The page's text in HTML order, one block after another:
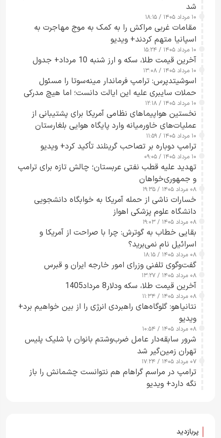
شد
۱۰ مرداد ۱۴۰۵ / ۱۸:۱۵
مقامات غربی مراکش را به کمک به موج مهاجرت به
اسپانیا متهم کردند+ ویدیو
۱۰ مرداد ۱۴۰۵ / ۱۵:۲۴
آخرین قیمت طلا، سکه و ارز شنبه 10 مرداد+ جدول
۱۰ مرداد ۱۴۰۵ / ۱۳:۰۸
اسوشیتدپرس: ترامپ فرماندار مینه‌سوتا را مسئول
حملات سایبری علیه این ایالت دانست؛ اما هیچ مدرکی
ارائه نکرد
۱۰ مرداد ۱۴۰۵ / ۱۲:۱۸
نخستین هواپیماهای نظامی آمریکا برای پشتیبانی از
عملیات‌های خاورمیانه وارد پایگاه هوایی بلغارستان
شدند
۱۰ مرداد ۱۴۰۵ / ۱۱:۵۹
ترامپ دوباره بر تصاحب گرینلند تأکید کرد+ ویدیو
۱۰ مرداد ۱۴۰۵ / ۰۹:۰۵
تهدید علیه قطب نفتی عربستان؛ چالش تازه برای ترامپ
و جمهوری‌خواهان
۰۸ مرداد ۱۴۰۵ / ۱۹:۳۵
خسارات ناشی از حمله آمریکا به خوابگاه دانشجویی
دانشگاه علوم پزشکی اهواز
۰۸ مرداد ۱۴۰۵ / ۱۹:۰۳
بقایی خطاب به گوترش: چرا با صراحت از آمریکا و
اسرائیل نام نمی‌برید؟
۰۸ مرداد ۱۴۰۵ / ۱۸:۱۵
گفت‌وگوی تلفنی وزرای امور خارجه ایران و قبرس
۰۸ مرداد ۱۴۰۵ / ۱۳:۲۷
آخرین قیمت طلا، سکه ودلار8 مرداد1405
۰۸ مرداد ۱۴۰۵ / ۱۱:۳۴
نتانیاهو: گلوگاه‌های راهبردی انرژی را از بین خواهیم برد+
ویدیو
۰۸ مرداد ۱۴۰۵ / ۱۰:۵۴
شرور سابقه‌دار عامل ضرب‌وشتم بانوان با شلیک پلیس
تهران زمین‌گیر شد
۰۷ مرداد ۱۴۰۵ / ۱۷:۲۴
ترامپ در مراسم گراهام هم نتوانست چشمانش را باز
نگه دارد+ ویدیو
پربازدید